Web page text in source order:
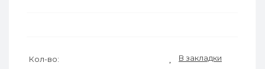
Кол-во: В закладки